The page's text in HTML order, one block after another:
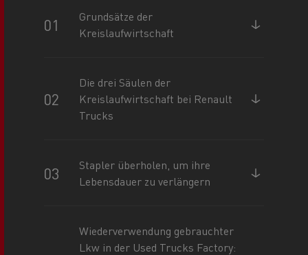
Grundsätze der
Kreislaufwirtschaft
Die drei Säulen der
Kreislaufwirtschaft bei Renault
Trucks
Stapler überholen, um ihre
Lebensdauer zu verlängern
Wiederverwendung gebrauchter
Lkw in der Used Trucks Factory: